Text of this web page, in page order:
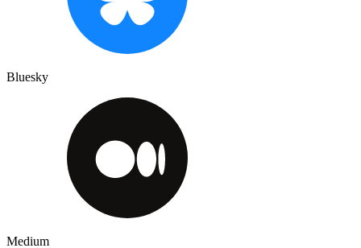
Bluesky
Medium